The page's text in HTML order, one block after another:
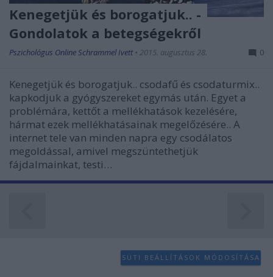
functionality and fraud prevention, and other
user protection.
Kenegetjük és borogatjuk.. -
Gondolatok a betegségekről
Pszichológus Online Schrammel Ivett • 2015. augusztus 28. 0
Kenegetjük és borogatjuk.. csodafű és csodaturmix..
kapkodjuk a gyógyszereket egymás után. Egyet a
problémára, kettőt a mellékhatások kezelésére,
hármat ezek mellékhatásainak megelőzésére.. A
internet tele van minden napra egy csodálatos
megoldással, amivel megszüntethetjük
fájdalmainkat, testi…
SÜTI BEÁLLÍTÁSOK MÓDOSÍTÁSA